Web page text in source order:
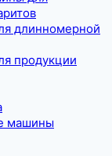
длинномерной
продукции
машины